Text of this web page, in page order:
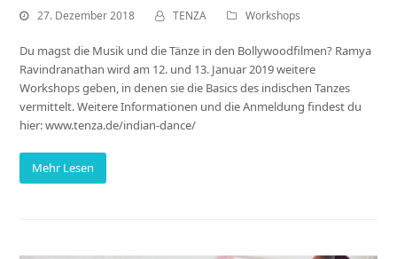
27. Dezember 2018 TENZA Workshops
Du magst die Musik und die Tänze in den Bollywoodfilmen? Ramya
Ravindranathan wird am 12. und 13. Januar 2019 weitere
Workshops geben, in denen sie die Basics des indischen Tanzes
vermittelt. Weitere Informationen und die Anmeldung findest du
hier: www.tenza.de/indian-dance/
Mehr Lesen